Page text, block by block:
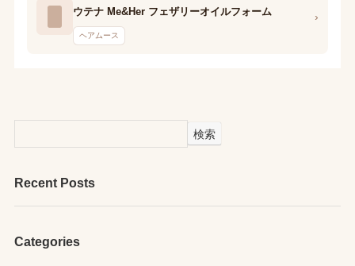
ウテナ Me&Her フェザリーオイルフォーム
ヘアムース
›
検索
Recent Posts
Categories